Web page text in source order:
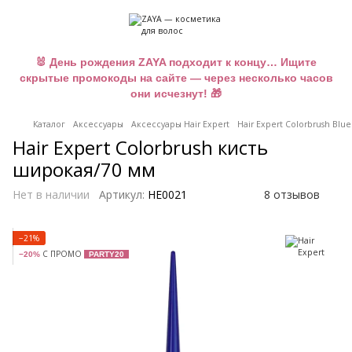
🐰 День рождения ZAYA подходит к концу… Ищите
скрытые промокоды на сайте — через несколько часов
они исчезнут! 🎁
Каталог Аксессуары Аксессуары Hair Expert Hair Expert Colorbrush
Hair Expert Colorbrush кисть
широкая/70 мм
Нет в наличии Артикул: HE0021 8 отзывов
−21%
−20% С ПРОМО PARTY20